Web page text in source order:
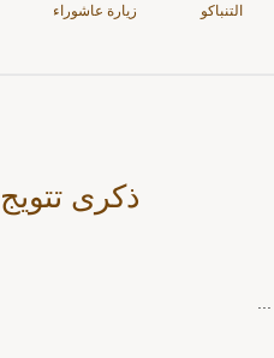
التنباكو زيارة عاشوراء
ذكرى
...